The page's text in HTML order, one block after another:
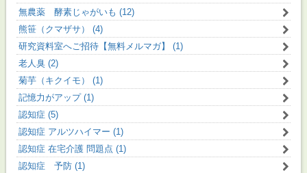
無農薬 酵素じゃがいも (12)
熊笹（クマザサ） (4)
研究資料室へご招待【無料メルマガ】 (1)
老人臭 (2)
菊芋（キクイモ） (1)
記憶力がアップ (1)
認知症 (5)
認知症 アルツハイマー (1)
認知症 在宅介護 問題点 (1)
認知症 予防 (1)